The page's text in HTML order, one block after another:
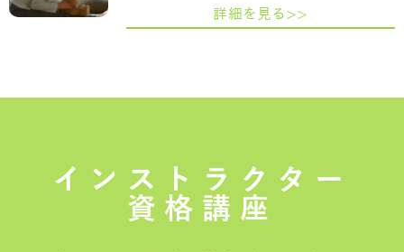
詳細を見る>>
インストラクター
資格講座